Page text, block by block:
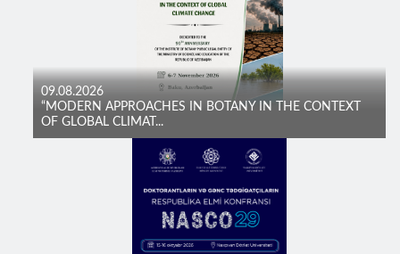
09.08.2026
“MODERN APPROACHES IN BOTANY IN THE CONTEXT
OF GLOBAL CLIMAT...